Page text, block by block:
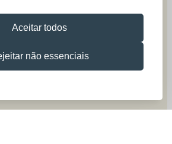
Aceitar todos
não essenciais